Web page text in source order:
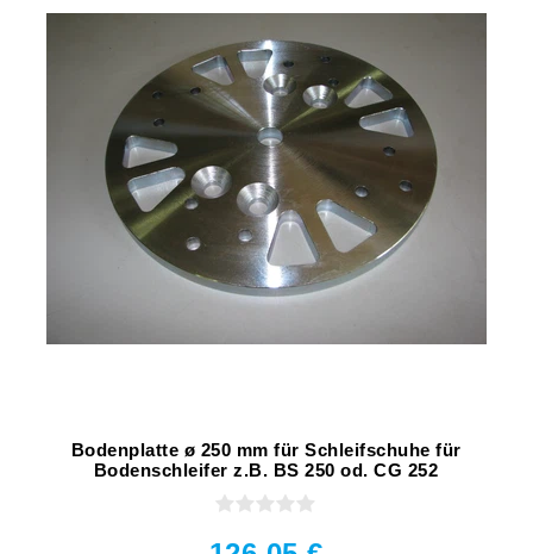
Bodenplatte ø 250 mm für Schleifschuhe für
Bodenschleifer z.B. BS 250 od. CG 252